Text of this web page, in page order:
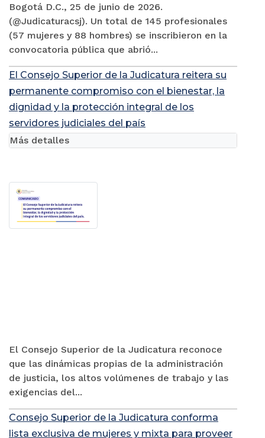
Bogotá D.C., 25 de junio de 2026.
(@Judicaturacsj). Un total de 145 profesionales
(57 mujeres y 88 hombres) se inscribieron en la
convocatoria pública que abrió...
El Consejo Superior de la Judicatura reitera su
permanente compromiso con el bienestar, la
dignidad y la protección integral de los
servidores judiciales del país
El Consejo Superior de la Judicatura reconoce
que las dinámicas propias de la administración
de justicia, los altos volúmenes de trabajo y las
exigencias del...
Más detalles
Consejo Superior de la Judicatura conforma
lista exclusiva de mujeres y mixta para proveer